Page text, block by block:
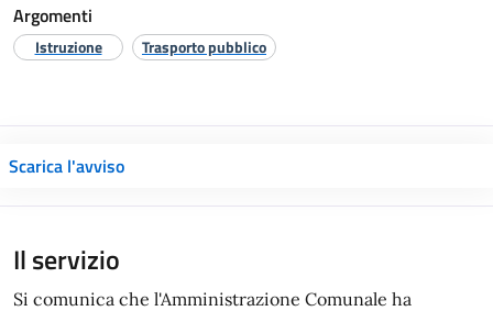
Argomenti
Istruzione Trasporto pubblico
Scarica l'avviso
Il servizio
Si comunica che l'Amministrazione Comunale ha